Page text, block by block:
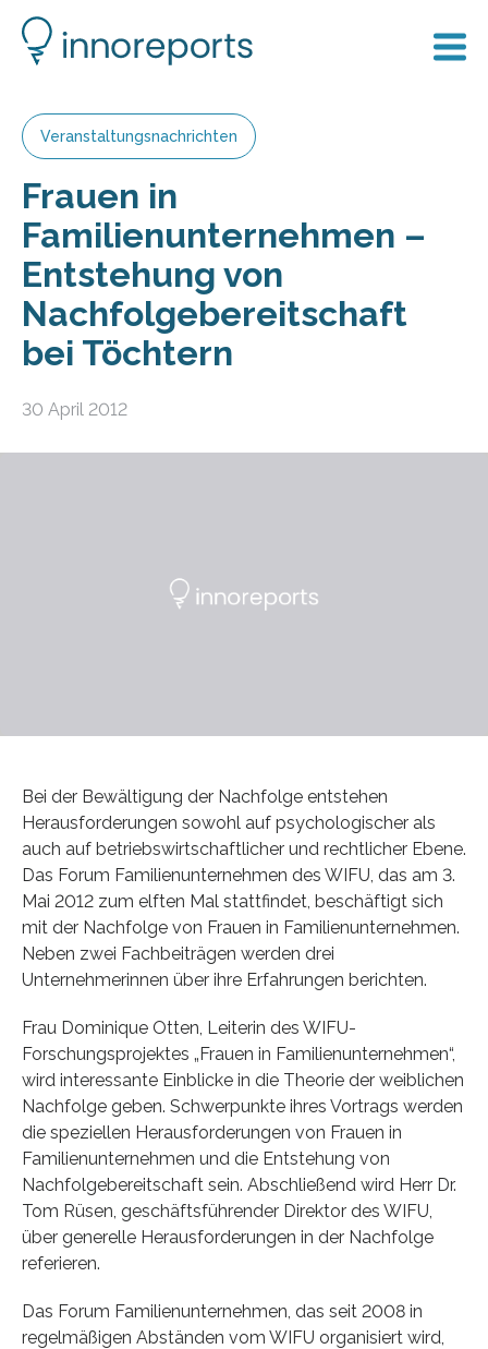
Veranstaltungsnachrichten
Frauen in
Familienunternehmen –
Entstehung von
Nachfolgebereitschaft
bei Töchtern
30 April 2012
Bei der Bewältigung der Nachfolge entstehen
Herausforderungen sowohl auf psychologischer als
auch auf betriebswirtschaftlicher und rechtlicher Ebene.
Das Forum Familienunternehmen des WIFU, das am 3.
Mai 2012 zum elften Mal stattfindet, beschäftigt sich
mit der Nachfolge von Frauen in Familienunternehmen.
Neben zwei Fachbeiträgen werden drei
Unternehmerinnen über ihre Erfahrungen berichten.
Frau Dominique Otten, Leiterin des WIFU-
Forschungsprojektes „Frauen in Familienunternehmen“,
wird interessante Einblicke in die Theorie der weiblichen
Nachfolge geben. Schwerpunkte ihres Vortrags werden
die speziellen Herausforderungen von Frauen in
Familienunternehmen und die Entstehung von
Nachfolgebereitschaft sein. Abschließend wird Herr Dr.
Tom Rüsen, geschäftsführender Direktor des WIFU,
über generelle Herausforderungen in der Nachfolge
referieren.
Das Forum Familienunternehmen, das seit 2008 in
regelmäßigen Abständen vom WIFU organisiert wird,